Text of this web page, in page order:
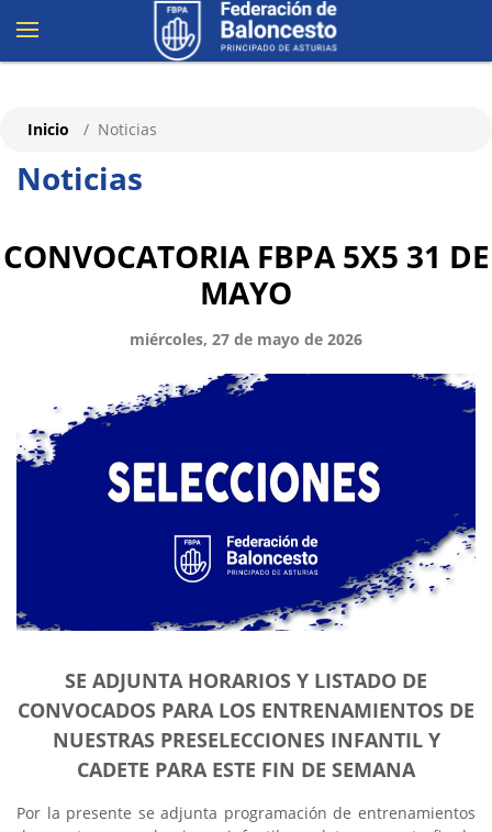
Noticias
Inicio Noticias
CONVOCATORIA FBPA 5X5 31 DE
MAYO
miércoles, 27 de mayo de 2026
SE ADJUNTA HORARIOS Y LISTADO DE
CONVOCADOS PARA LOS ENTRENAMIENTOS DE
NUESTRAS PRESELECCIONES INFANTIL Y
CADETE PARA ESTE FIN DE SEMANA
Por la presente se adjunta programación de entrenamientos